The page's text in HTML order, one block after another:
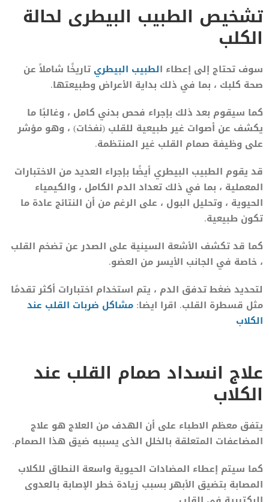
تشخيص الطبيب البيطرى لحالة
الكلب
سوف تحتاج إلى إعطاء الطبيب البيطري تاريخًا شاملاً عن
صحة كلبك ، بما في ذلك بداية الأعراض وطبيعتها.
كما سيقوم بعد ذلك بإجراء فحص بدني كامل ، وغالبًا ما
يكشف عن أصوات غير طبيعية للقلب (نفخات) ، وهو مؤشر
على وظيفة صمام القلب غير المنتظمة.
قد يقوم الطبيب البيطري أيضًا بإجراء العديد من الاختبارات
المعملية ، بما في ذلك تعداد الدم الكامل ، والكيمياء
الحيوية ، وتحليل البول ، على الرغم من أن النتائج عادة ما
تكون طبيعية.
كما قد تكشف الأشعة السينية على الصدر عن تضخم القلب
، خاصة في الجانب الأيسر من العضو.
لتحديد ضغط تدفق الدم ، يتم استخدام اختبارات أكثر تقدمًا
مثل قسطرة القلب. اقرا ايضا: مشاكل ضربات القلب عند
الكلاب
علاج انسداد صمام القلب عند
الكلاب
يتفق معظم الاطباء على أن الهدف من العلاج هو علاج
المضاعفات المتعلقة بالخلل الذى يسببه ضيق هذا الصمام.
كما سيتم إعطاء المضادات الحيوية واسعة النطاق للكلاب
المصابة بتضيق الأبهر بسبب زيادة خطر الإصابة بالعدوى